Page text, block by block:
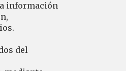
información
del